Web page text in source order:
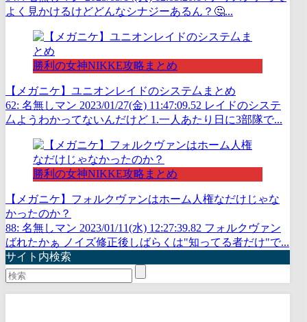
よく見かけるけどどんなシナジーあるん？🤔...
勝利の女神NIKKE攻略まとめ
【メガニケ】ユニオンレイドのシステ厶まとめ
62: 名無しマン 2023/01/27(金) 11:47:09.52 レイドのシステ
厶ようわかってないんだけど 1.一人あたり日に3部隊で...
勝利の女神NIKKE攻略まとめ
【メガニケ】フォルクヴァンはホーム人権なだけじゃな
かったのか？
88: 名無しマン 2023/01/11(水) 12:27:39.82 フォルクヴァン
ばれたかぁ ノイズ修正後しばらくは"知ってる者だけ"で...
サイト内検索